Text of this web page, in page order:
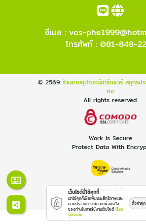
อีเมล : vas-
โทรศัพท์ : 081-848-
© 2569 ร้านขายอุปกรณ์ฮาร์ดแวร์ สมุทร
กิจ
All rights reserved.
Work is Secure
Protect Data With
Powered By
Thailand YellowPages
เว็บไซต์นี้ใช้คุกกี้
เราใช้คุกกี้เพื่อเพิ่มประสิทธิภาพและ
มอบประสบการณ์ความพึงพอใจ
ของท่านในการใช้งานเว็บไซต์ เรียน
รู้เพิ่มเติม
ตั้งค่าคุ